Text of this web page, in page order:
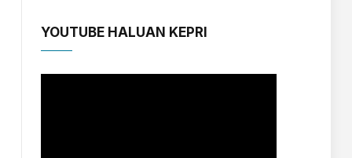
YOUTUBE HALUAN KEPRI